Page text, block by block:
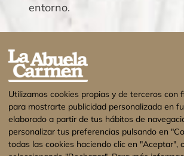
entorno.
Utilizamos cookies propias y de terceros con
para mostrarte publicidad personalizada en
elaborado a partir de tus hábitos de
personalizar tus preferencias pulsando en
todas las cookies haciendo clic en "Aceptar",